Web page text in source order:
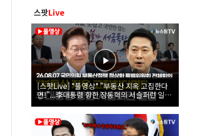
스팟Live
[스팟Live] *풀영상* "부동산 지옥 고집한다
면!"...李대통령 향한 장동혁의 서슬퍼런 일갈
| 26.08.07 국민의힘 부동산정책 정상화 특별
위원회 전체회의